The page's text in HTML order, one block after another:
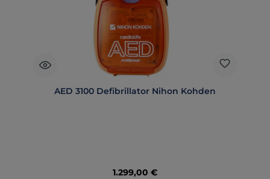
AED 3100 Defibrillator Nihon Kohden
Regulärer Preis:
1.299,00 €